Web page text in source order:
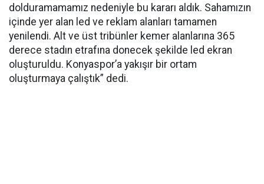
dolduramamamız nedeniyle bu kararı aldık. Sahamızın
içinde yer alan led ve reklam alanları tamamen
yenilendi. Alt ve üst tribünler kemer alanlarına 365
derece stadın etrafına donecek şekilde led ekran
oluşturuldu. Konyaspor’a yakışır bir ortam
oluşturmaya çalıştık” dedi.